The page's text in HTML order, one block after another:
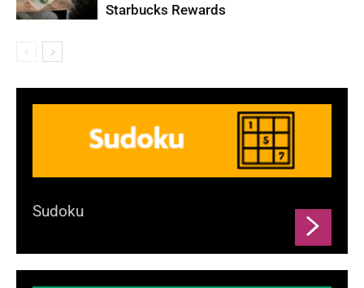
Starbucks Rewards
Sudoku